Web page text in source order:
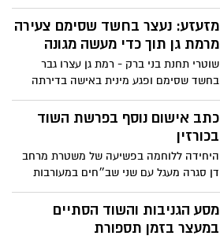
נוספת נגד החשוד השני
מסע הגניבות והשוד הסתיים
במעצר בזמן תספורת
גנב תכשיטים ונמלט: חשוד נעצר זמן קצר
לאחר שגנב תכשיטים מחנויות בקניונים
״רוצה סוכריה״? הסתיימה
החקירה נגד חשוד במעשים מגונים